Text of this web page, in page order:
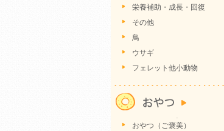
栄養補助・成長・回復
その他
鳥
ウサギ
フェレット他小動物
おやつ（ご褒美）